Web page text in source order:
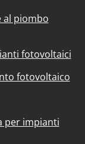
al piombo
fotovoltaici
fotovoltaico
per impianti